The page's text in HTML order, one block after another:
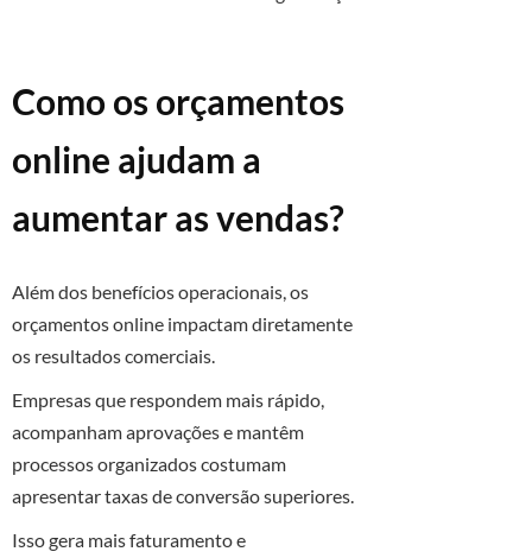
Como os orçamentos
online ajudam a
aumentar as vendas?
Além dos benefícios operacionais, os
orçamentos online impactam diretamente
os resultados comerciais.
Empresas que respondem mais rápido,
acompanham aprovações e mantêm
processos organizados costumam
apresentar taxas de conversão superiores.
Isso gera mais faturamento e